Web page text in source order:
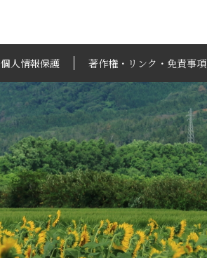
個人情報保護 著作権・リンク・免責事項